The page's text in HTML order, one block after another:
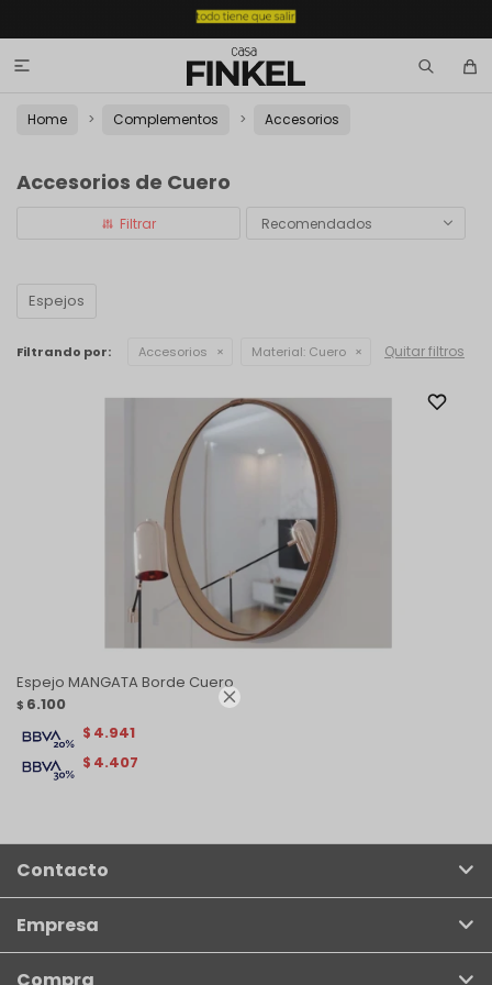


Home Complementos Accesorios
Accesorios de Cuero
Recomendados
Espejos
Filtrando por: Accesorios Material: Cuero Quitar filtros
Espejo MANGATA Borde Cuero
$ 6.100
$ 4.407
$ 4.941
Contacto
Empresa
Compra